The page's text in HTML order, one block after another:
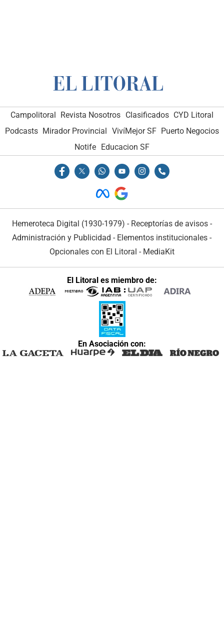
Campolitoral Revista Nosotros Clasificados CYD Litoral
Podcasts Mirador Provincial VivíMejor SF Puerto Negocios
Notife Educacion SF
Hemeroteca Digital (1930-1979) - Receptorías de avisos -
Administración y Publicidad - Elementos institucionales -
Opcionales con El Litoral - MediaKit
El Litoral es miembro de:
En Asociación con: